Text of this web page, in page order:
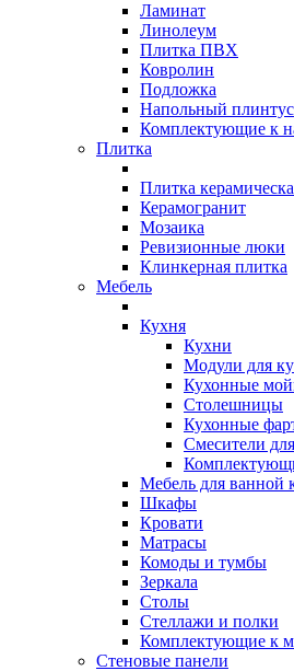
Ламинат
Линолеум
Плитка ПВХ
Ковролин
Подложка
Напольный плинтус
Комплектующие к
Плитка
Плитка
Керамогранит
Мозаика
Ревизионные люки
Клинкерная плитка
Мебель
Кухня
Кухни
Модули для
Кухонные
Столешницы
Кухонные
Смесители
Мебель для ванной
Шкафы
Кровати
Матрасы
Комоды и тумбы
Зеркала
Столы
Стеллажи и полки
Комплектующие к
Стеновые панели